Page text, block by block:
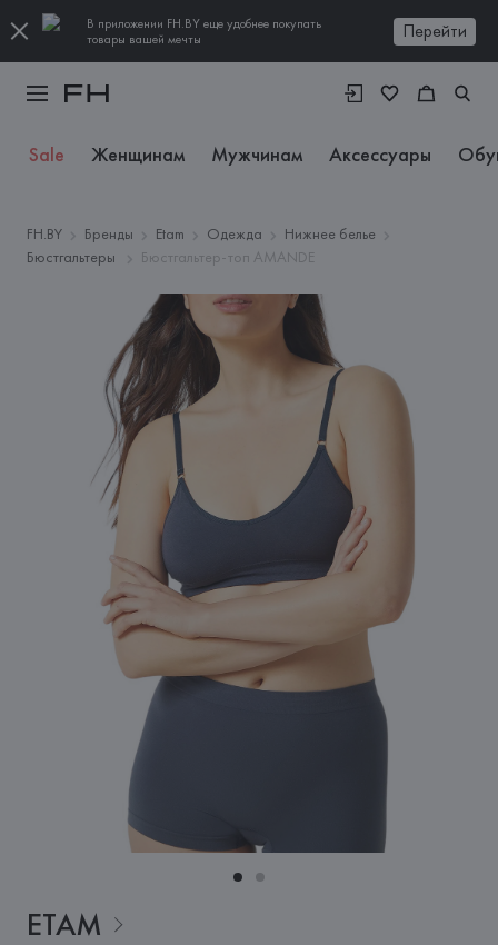
В приложении FH.BY еще удобнее покупать
товары вашей мечты
Перейти
Sale Женщинам Мужчинам Аксессуары
FH.BY Бренды Etam Одежда
Нижнее белье
Бюстгальтеры
Бюстгальтер-топ AMANDE
ETAM